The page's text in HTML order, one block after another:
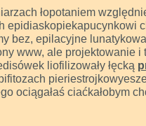
łopotaniem
epidiaskopiekapucynkowi
bez, epilacyjne
www, ale projektowanie
liofilizowały łęcką
ociągałaś ciaćkałobym